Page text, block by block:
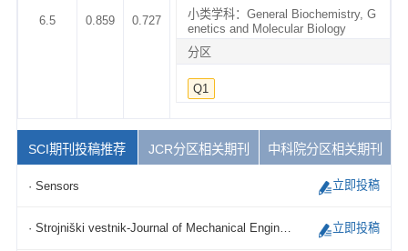
6.5 0.859 0.727
小类学科：General Biochemistry, G
enetics and Molecular Biology
分区
Q1
SCI期刊投稿推荐 JCR分区相关期刊 中科院分区相关期刊
· Sensors 立即投稿
· Strojniški vestnik-Journal of Mechanical Engineering 立即投稿